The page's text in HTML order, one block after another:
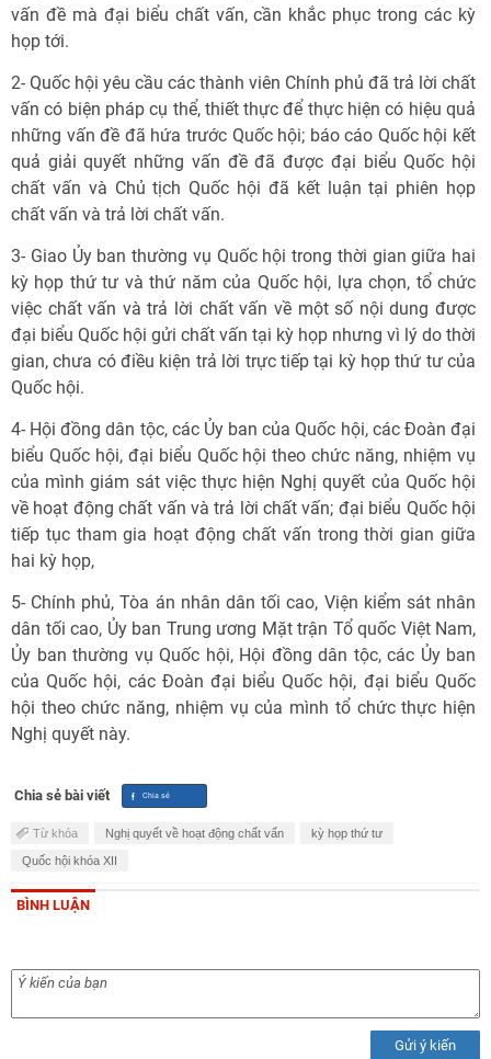
vấn đề mà đại biểu chất vấn, cần khắc phục trong các kỳ
họp tới.
2- Quốc hội yêu cầu các thành viên Chính phủ đã trả lời chất
vấn có biện pháp cụ thể, thiết thực để thực hiện có hiệu quả
những vấn đề đã hứa trước Quốc hội; báo cáo Quốc hội kết
quả giải quyết những vấn đề đã được đại biểu Quốc hội
chất vấn và Chủ tịch Quốc hội đã kết luận tại phiên họp
chất vấn và trả lời chất vấn.
3- Giao Ủy ban thường vụ Quốc hội trong thời gian giữa hai
kỳ họp thứ tư và thứ năm của Quốc hội, lựa chọn, tổ chức
việc chất vấn và trả lời chất vấn về một số nội dung được
đại biểu Quốc hội gửi chất vấn tại kỳ họp nhưng vì lý do thời
gian, chưa có điều kiện trả lời trực tiếp tại kỳ họp thứ tư của
Quốc hội.
4- Hội đồng dân tộc, các Ủy ban của Quốc hội, các Đoàn đại
biểu Quốc hội, đại biểu Quốc hội theo chức năng, nhiệm vụ
của mình giám sát việc thực hiện Nghị quyết của Quốc hội
về hoạt động chất vấn và trả lời chất vấn; đại biểu Quốc hội
tiếp tục tham gia hoạt động chất vấn trong thời gian giữa
hai kỳ họp,
5- Chính phủ, Tòa án nhân dân tối cao, Viện kiểm sát nhân
dân tối cao, Ủy ban Trung ương Mặt trận Tổ quốc Việt Nam,
Ủy ban thường vụ Quốc hội, Hội đồng dân tộc, các Ủy ban
của Quốc hội, các Đoàn đại biểu Quốc hội, đại biểu Quốc
hội theo chức năng, nhiệm vụ của mình tổ chức thực hiện
Nghị quyết này.
Chia sẻ bài viết
Từ khóa Nghị quyết về hoạt động chất vấn kỳ họp thứ tư
Quốc hội khóa XII
BÌNH LUẬN
Gửi ý kiến